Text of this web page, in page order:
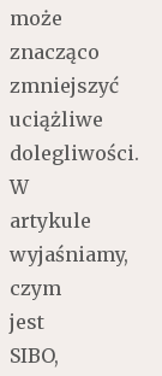
może
znacząco
zmniejszyć
uciążliwe
dolegliwości.
W
artykule
wyjaśniamy,
czym
jest
SIBO,